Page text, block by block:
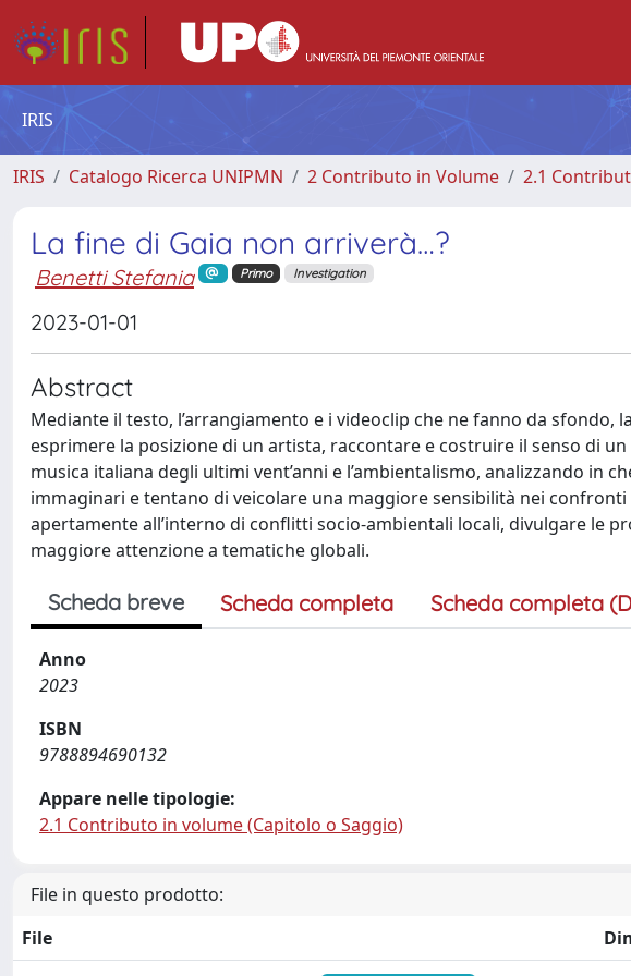
IRIS
IRIS Catalogo Ricerca UNIPMN 2 Contributo in Volume 2.1
La fine di Gaia non arriverà…?
Benetti Stefania Primo Investigation
2023-01-01
Abstract
Mediante il testo, l’arrangiamento e i videoclip che ne fanno da sfondo,
esprimere la posizione di un artista, raccontare e costruire il senso di
musica italiana degli ultimi vent’anni e l’ambientalismo, analizzando in
immaginari e tentano di veicolare una maggiore sensibilità nei
apertamente all’interno di conflitti socio-ambientali locali, divulgare le
maggiore attenzione a tematiche globali.
Scheda breve Scheda completa Scheda completa
Anno
2023
ISBN
9788894690132
Appare nelle tipologie:
2.1 Contributo in volume (Capitolo o Saggio)
File in questo prodotto:
File